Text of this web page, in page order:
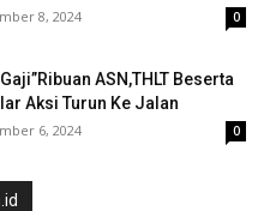
8, 2024 0
ASN,THLT Beserta
Aksi Turun Ke Jalan
6, 2024 0